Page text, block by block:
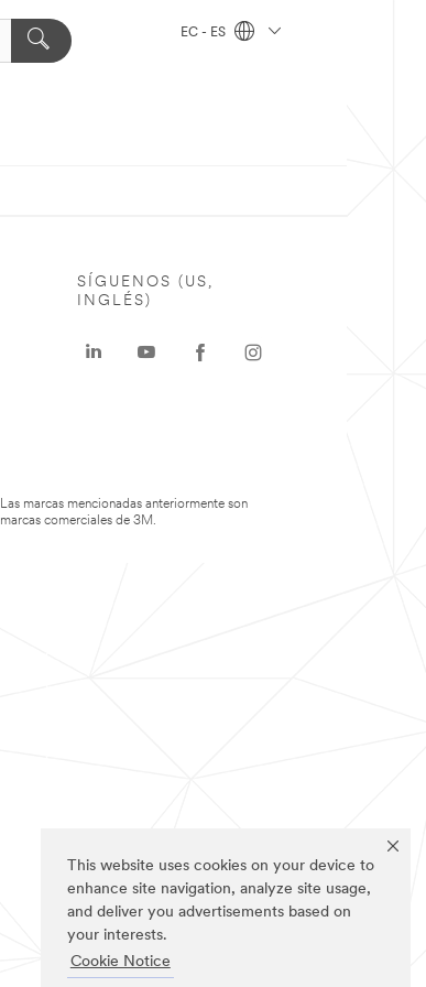
This website uses cookies on your device to
enhance site navigation, analyze site usage,
and deliver you advertisements based on
your interests.
Cookie Notice
EC - ES
SÍGUENOS (US,
INGLÉS)
Las marcas mencionadas anteriormente son
marcas comerciales de 3M.